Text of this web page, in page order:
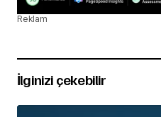
Reklam
İlginizi çekebilir